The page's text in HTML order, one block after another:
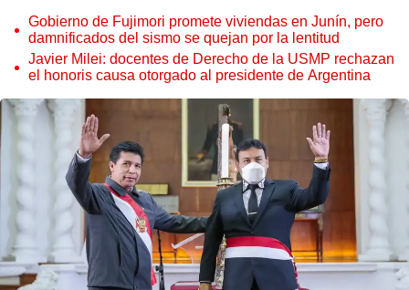
Gobierno de Fujimori promete viviendas en Junín, pero
damnificados del sismo se quejan por la lentitud
Javier Milei: docentes de Derecho de la USMP rechazan
el honoris causa otorgado al presidente de Argentina